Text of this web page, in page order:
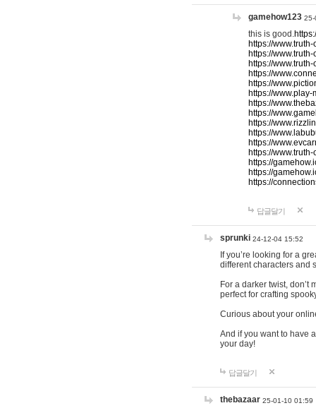
gamehow123 25-
this is good.
https://
https://
https://
https://
https://
https://
https://
https://
https://
https://
https://
https://
https://
https://
https://
답글달기
sprunki 24-12-04 15:52
If you’re looking for a
different characters and
For a darker twist, don’t
perfect for crafting
Curious about your
And if you want to have
your day!
답글달기
thebazaar 25-01-10 01:59